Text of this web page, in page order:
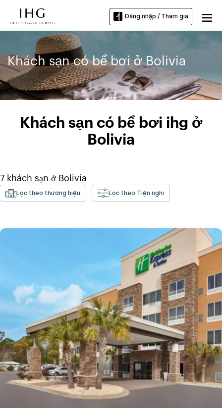
Đăng nhập / Tham gia
Khách sạn có bể bơi ở Bolivia
Khách sạn có bể bơi ihg ở
Bolivia
7 khách sạn ở Bolivia
Lọc theo thương hiệu Lọc theo Tiện nghi